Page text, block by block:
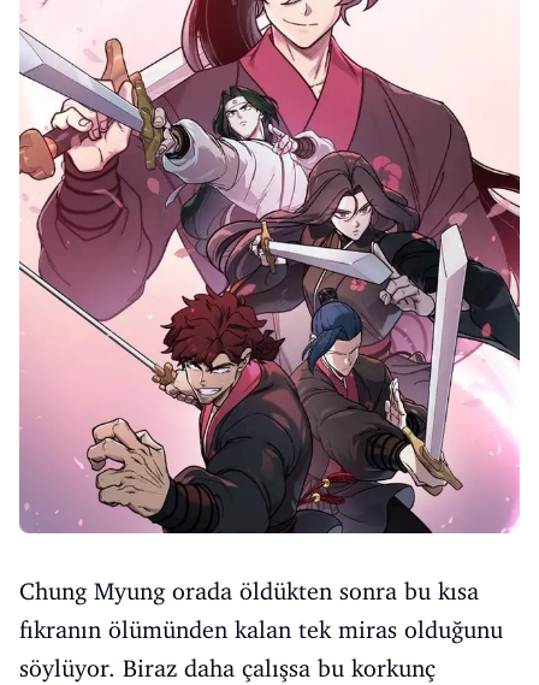
Chung Myung orada öldükten sonra bu kısa
fıkranın ölümünden kalan tek miras olduğunu
söylüyor. Biraz daha çalışsa bu korkunç